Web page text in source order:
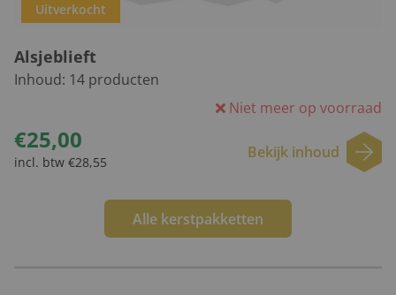
Uitverkocht
Alsjeblieft
Inhoud: 14 producten
Niet meer op voorraad
€25,00
incl. btw €28,55
Bekijk inhoud
Alle kerstpakketten